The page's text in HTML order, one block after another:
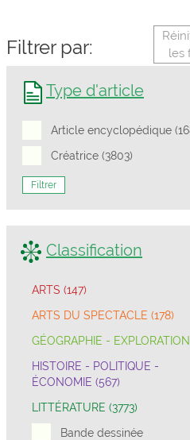
Filtrer par:
les
Type d'article
Article encyclopédique
Créatrice (3803)
Filtrer
Classification
ARTS (147)
ARTS DU SPECTACLE (178)
GÉOGRAPHIE -
HISTOIRE - POLITIQUE -
ÉCONOMIE (567)
LITTÉRATURE (3773)
Bande dessinée